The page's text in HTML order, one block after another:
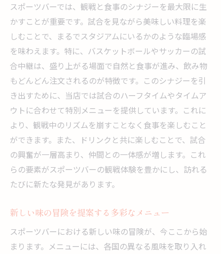
ュー
目でも楽しめる美しい盛り付け
地域食材を活かしたメニューの魅力
シェフのこだわりが詰まった限定料理
観戦しながら楽しめるおつまみの選択肢
ボリューム満点の食事で満腹感を提供
ドリンクと相性抜群のアペタイザー
新しい観戦体験を提供するスポーツバーの魅力
的なメニュー
特別な日を彩るプレミアムメニュー
友人と楽しむシェアプレートの魅力
新鮮なサラダでヘルシーな選択を
試合の緊張を和らげるリラックスメニュー
スポーツバーの雰囲気を引き立てる特製ド
スポーツバーでは、観戦と食事のシナジーを最大限に生
かすことが重要です。試合を見ながら美味しい料理を楽
しむことで、まるでスタジアムにいるかのような臨場感
を味わえます。特に、バスケットボールやサッカーの試
合中継は、盛り上がる場面で自然と食事が進み、飲み物
もどんどん注文されるのが特徴です。このシナジーを引
き出すために、当店では試合のハーフタイムやタイムア
ウトに合わせて特別メニューを提供しています。これに
より、観戦中のリズムを崩すことなく食事を楽しむこと
ができます。また、ドリンクと共に楽しむことで、試合
の興奮が一層高まり、仲間との一体感が増します。これ
らの要素がスポーツバーの観戦体験を豊かにし、訪れる
たびに新たな発見があります。
新しい味の冒険を提案する多彩なメニュー
スポーツバーにおける新しい味の冒険が、今ここから始
まります。メニューには、各国の異なる風味を取り入れ